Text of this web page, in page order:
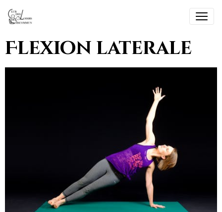
Flexion laterale